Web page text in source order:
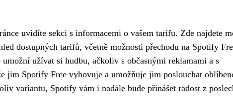
uvidíte sekci s informacemi o vašem tarifu. Zde najdete
dostupných tarifů, včetně možnosti přechodu na Spotify
užívat si hudbu, ačkoliv s občasnými reklamami a s
jim Spotify Free vyhovuje a umožňuje jim poslouchat
variantu, Spotify vám i nadále bude přinášet radost z